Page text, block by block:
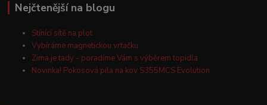
Nejčtenější na blogu
Stínící sítě na plot
Vybíráme magnetickou vrtačku
Zima je tady - poradíme Vám s výběrem topidla
Novinka! Pokosová pila na kov S355MCS Evolution